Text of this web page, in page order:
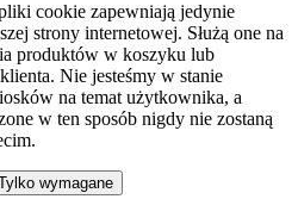
cookie zapewniają jedynie
strony internetowej. Służą one na
produktów w koszyku lub
Nie jesteśmy w stanie
na temat użytkownika, a
w ten sposób nigdy nie zostaną
wymagane